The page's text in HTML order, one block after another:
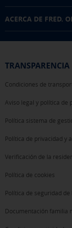
ACERCA DE FRED.
TRANSPARENCIA
Condiciones de
Aviso legal y política de
Política sistema de
Política de privacidad y
Verificación de la
Política de cookies
Política de seguridad
Documentación familia